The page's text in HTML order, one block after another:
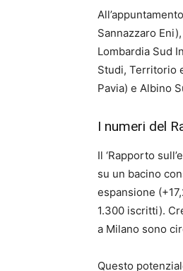
Sannazzaro
Lombardia Sud
Studi, Territorio
Pavia) e Albino
I numeri del
Il ‘Rapporto
su un bacino
espansione
1.300 iscritti).
a Milano sono
Questo